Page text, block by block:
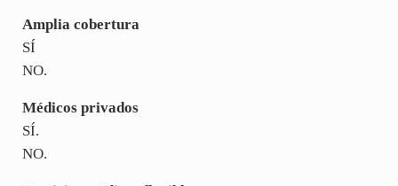
Amplia cobertura
SÍ
NO.
Médicos privados
SÍ.
NO.